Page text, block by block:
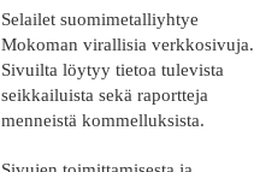
Selailet suomimetalliyhtye
Mokoman virallisia verkkosivuja.
Sivuilta löytyy tietoa tulevista
seikkailuista sekä raportteja
menneistä kommelluksista.